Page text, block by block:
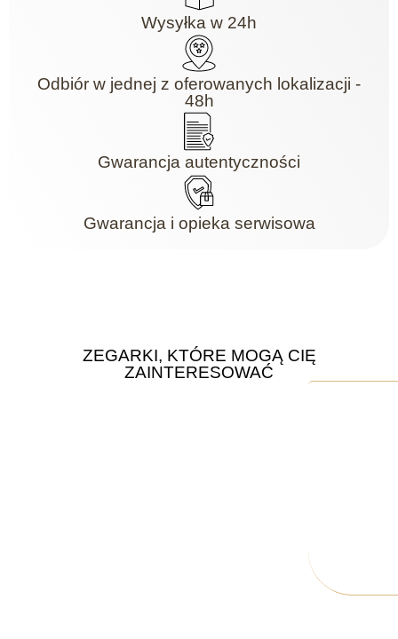
Wysyłka w 24h
Odbiór w jednej z oferowanych lokalizacji -
48h
Gwarancja autentyczności
Gwarancja i opieka serwisowa
ZEGARKI, KTÓRE MOGĄ CIĘ
ZAINTERESOWAĆ